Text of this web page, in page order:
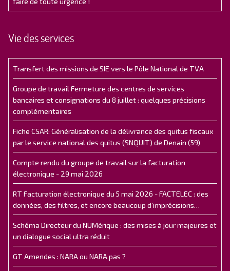
Vie des services
Transfert des missions de SIE vers le Pôle National de TVA
Groupe de travail Fermeture des centres de services
bancaires et consignations du 8 juillet : quelques précisions
complémentaires
Fiche CSAR: Généralisation de la délivrance des quitus fiscaux
par le service national des quitus (SNQUIT) de Denain (59)
Compte rendu du groupe de travail sur la facturation
électronique - 29 mai 2026
RT Facturation électronique du 5 mai 2026 - FACTELEC : des
données, des filtres, et encore beaucoup d’imprécisions…
Schéma Directeur du NUMérique : des mises à jour majeures et
un dialogue social ultra réduit
GT Amendes : NARA ou NARA pas ?